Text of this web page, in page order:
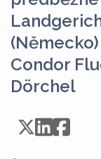
Condor
Dörchel